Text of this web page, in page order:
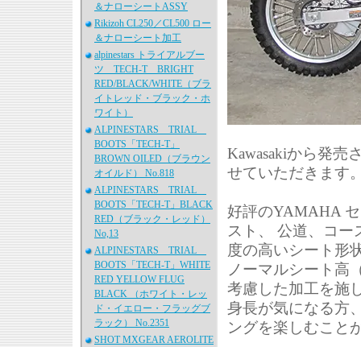
＆ナローシートASSY
Rikizoh CL250／CL500 ロー
＆ナローシート加工
alpinestars トライアルブー
ツ TECH-T BRIGHT
RED/BLACK/WHITE（ブラ
イトレッド・ブラック・ホ
ワイト）
ALPINESTARS TRIAL
BOOTS「TECH-T」
BROWN OILED（ブラウン
オイルド） No.818
ALPINESTARS TRIAL
BOOTS「TECH-T」BLACK
RED（ブラック・レッド）
No,13
ALPINESTARS TRIAL
BOOTS「TECH-T」WHITE
RED YELLOW FLUG
BLACK （ホワイト・レッ
ド・イエロー・フラッグブ
ラック） No.2351
SHOT MXGEAR AEROLITE
Kawasakiから発売
せていただきます
好評のYAMAHA
スト、 公道、コー
度の高いシート形
ノーマルシート高
考慮した加工を施
身長が気になる方
ングを楽しむこと